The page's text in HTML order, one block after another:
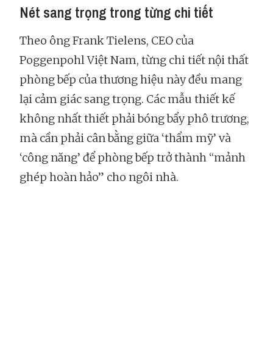
Nét sang trọng trong từng chi tiết
Theo ông Frank Tielens, CEO của
Poggenpohl Việt Nam, từng chi tiết nội thất
phòng bếp của thương hiệu này đều mang
lại cảm giác sang trọng. Các mẫu thiết kế
không nhất thiết phải bóng bẩy phô trương,
mà cần phải cân bằng giữa ‘thẩm mỹ’ và
‘công năng’ để phòng bếp trở thành “mảnh
ghép hoàn hảo” cho ngôi nhà.